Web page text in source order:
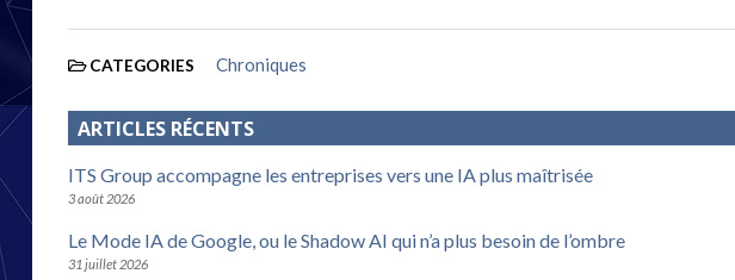
CATEGORIES Chroniques
ARTICLES RÉCENTS
ITS Group accompagne les entreprises vers une IA plus maîtrisée
3 août 2026
Le Mode IA de Google, ou le Shadow AI qui n’a plus besoin de l’ombre
31 juillet 2026